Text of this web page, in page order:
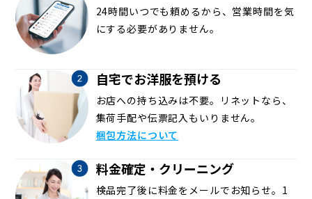
24時間いつでも頼めるから、営業時間を気
にする必要がありません。
自宅でお洋服を預ける
お店への持ち込みは不要。リネットなら、
集荷手配や伝票記入もいりません。
梱包方法について
料金確定・クリーニング
検品完了後に料金をメールでお知らせ。1